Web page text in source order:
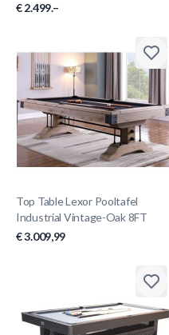
€ 2.499.–
Top Table Lexor Pooltafel
Industrial Vintage-Oak 8FT
€ 3.009,99